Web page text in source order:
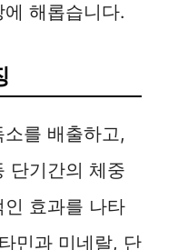
해롭습니다.
를 배출하고,
단기간의 체중
효과를 나타
민과 미네랄, 단